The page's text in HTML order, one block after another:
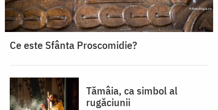
Ce este Sfânta Proscomidie?
Tămâia, ca simbol al
rugăciunii